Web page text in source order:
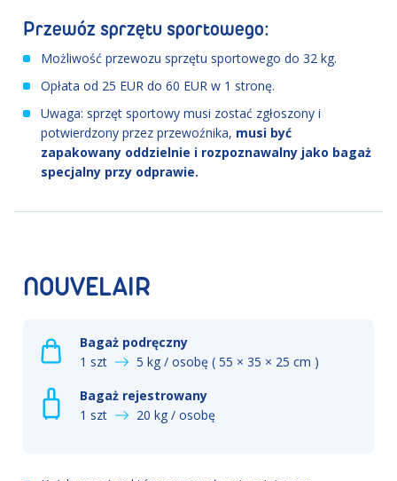
Przewóz sprzętu sportowego:
Możliwość przewozu sprzętu sportowego do 32 kg.
Opłata od 25 EUR do 60 EUR w 1 stronę.
Uwaga: sprzęt sportowy musi zostać zgłoszony i
potwierdzony przez przewoźnika, musi być
zapakowany oddzielnie i rozpoznawalny jako bagaż
specjalny przy odprawie.
NOUVELAIR
Bagaż podręczny
1 szt
5 kg / osobę ( 55 × 35 × 25 cm )
Bagaż rejestrowany
1 szt
20 kg / osobę